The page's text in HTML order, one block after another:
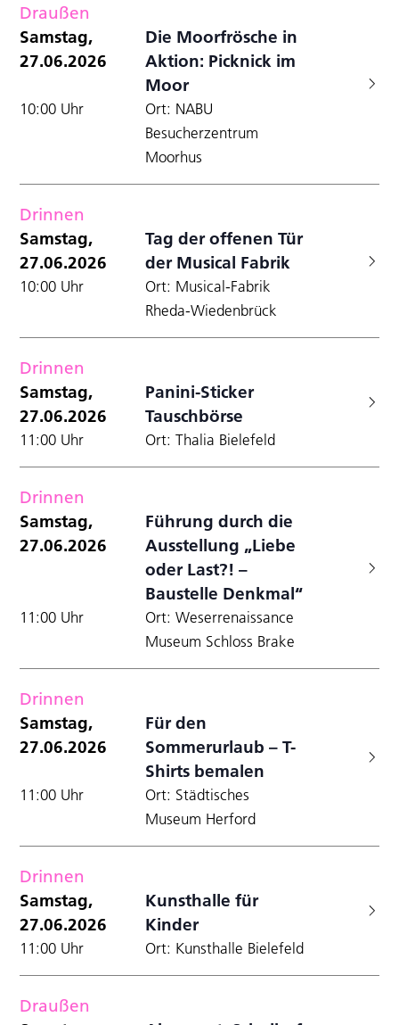
Draußen
Samstag,
27.06.2026
Die Moorfrösche in
Aktion: Picknick im
Moor
10:00 Uhr
Ort: NABU
Besucherzentrum
Moorhus
Drinnen
Samstag,
27.06.2026
Tag der offenen Tür
der Musical Fabrik
10:00 Uhr
Ort: Musical-Fabrik
Rheda-Wiedenbrück
Drinnen
Samstag,
27.06.2026
Panini-Sticker
Tauschbörse
11:00 Uhr Ort: Thalia Bielefeld
Drinnen
Samstag,
27.06.2026
Führung durch die
Ausstellung „Liebe
oder Last?! –
Baustelle Denkmal“
11:00 Uhr
Ort: Weserrenaissance
Museum Schloss Brake
Drinnen
Samstag,
27.06.2026
Für den
Sommerurlaub – T-
Shirts bemalen
11:00 Uhr
Ort: Städtisches
Museum Herford
Drinnen
Samstag,
27.06.2026
Kunsthalle für
Kinder
11:00 Uhr Ort: Kunsthalle Bielefeld
Draußen